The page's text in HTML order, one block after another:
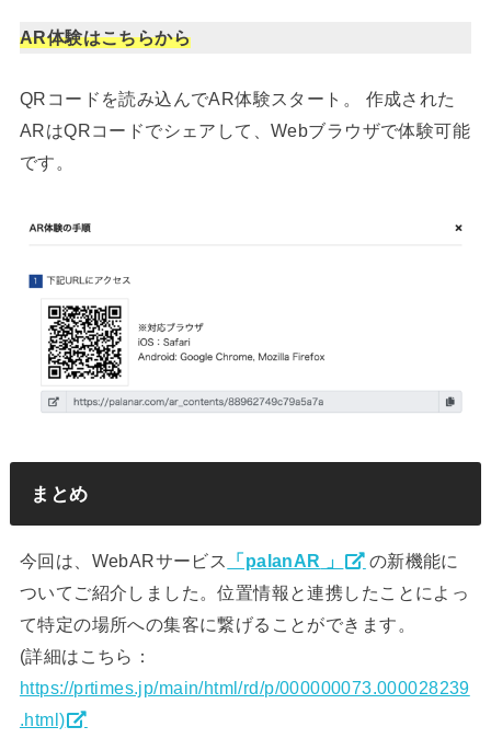
AR体験はこちらから
QRコードを読み込んでAR体験スタート。 作成された
ARはQRコードでシェアして、Webブラウザで体験可能
です。
まとめ
今回は、WebARサービス 「palanAR 」
の新機能に
ついてご紹介しました。位置情報と連携したことによっ
て特定の場所への集客に繋げることができます。
(詳細はこちら：
https://prtimes.jp/main/html/rd/p/000000073.000028239
.html)